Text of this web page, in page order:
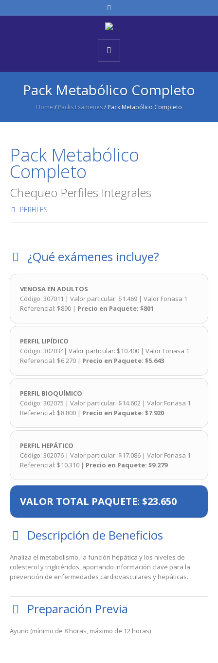
Pack Metabólico Completo
Home / Packs Exámenes/ Pack Metabólico Completo
Pack Metabólico
Completo
Chequeo Perfiles Integrales
PERFILES
¿Qué exámenes incluye?
VENOSA EN ADULTOS
Código: 307011 | Valor particular: $1.469 | Valor Fonasa 1
Referencial: $890 | Precio en Paquete: $801
PERFIL LIPÍDICO
Código: 302034| Valor particular: $10.400 | Valor Fonasa 1
Referencial: $6.270 | Precio en Paquete: $5.643
PERFIL BIOQUÍMICO
Código: 302075 | Valor particular: $14.602 | Valor Fonasa 1
Referencial: $8.800 | Precio en Paquete: $7.920
PERFIL HEPÁTICO
Código: 302076 | Valor particular: $17.086 | Valor Fonasa 1
Referencial: $10.310 | Precio en Paquete: $9.279
VALOR TOTAL PAQUETE: $23.650
Descripción de Beneficios
Analiza el metabolismo, la función hepática y los niveles de
colesterol y triglicéridos, aportando información clave para la
prevención de enfermedades cardiovasculares y hepáticas.
Preparación Previa
Ayuno (mínimo de 8 horas, máximo de 12 horas)